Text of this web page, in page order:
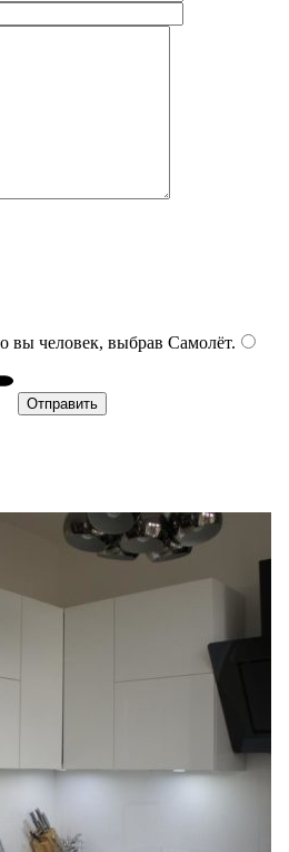
вы человек, выбрав Самолёт.